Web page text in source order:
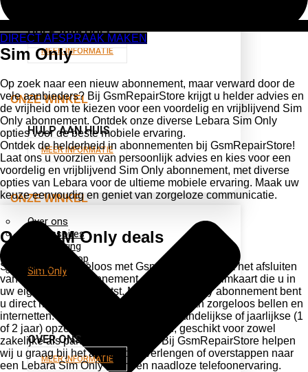
HULP AAN HUIS
MEER INFORMATIE
ONZE WINKEL
MEER INFORMATIE
HULP AAN HUIS
MEER INFORMATIE
ONZE WINKEL
Over ons
Accessoires
Verzekering
In en verkoop
Sim Only
OVER ONS
MEER INFORMATIE
DIRECT AFSPRAAK MAKEN
Sim Only
Op zoek naar een nieuw abonnement, maar verward door de
vele aanbieders? Bij GsmRepairStore krijgt u helder advies en
de vrijheid om te kiezen voor een voordelig en vrijblijvend Sim
Only abonnement. Ontdek onze diverse Lebara Sim Only
opties voor de beste mobiele ervaring.
Ontdek de helderheid in abonnementen bij GsmRepairStore!
Laat ons u voorzien van persoonlijk advies en kies voor een
voordelig en vrijblijvend Sim Only abonnement, met diverse
opties van Lebara voor de ultieme mobiele ervaring. Maak uw
keuze eenvoudig en geniet van zorgeloze communicatie.
Onze SIM Only deals
Sim Only is moeiteloos met GsmRepairStore: na het afsluiten
van uw telefoonabonnement ontvangt u een simkaart die u in
uw eigen telefoon plaatst. Met ons Sim Only abonnement bent
u direct mobiel bereikbaar en geniet u van zorgeloos bellen en
internetten. Kies uit onze flexibele maandelijkse of jaarlijkse (1
of 2 jaar) opzegbare abonnementen, geschikt voor zowel
zakelijke als particuliere klanten. Bij GsmRepairStore helpen
wij u graag bij het aansluiten, verlengen of overstappen naar
een Lebara Sim Only voor een naadloze telefoonervaring.